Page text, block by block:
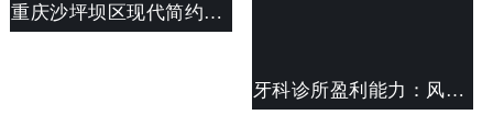
重庆沙坪坝区现代简约风格诊所装修设计方案以及效果图及费用报价
牙科诊所盈利能力：风险评估与决策